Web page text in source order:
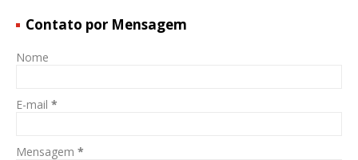
Contato por Mensagem
Nome
E-mail *
Mensagem *